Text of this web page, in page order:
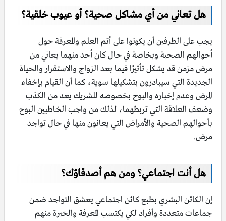
هل تعاني من أي مشاكل صحية؟ أو عيوب خلقية؟
يجب على الطرفين أن يكونوا على أتم العلم والمعرفة حول
أحوالهم الصحية وبخاصة في حال كان أحد منهما يعاني من
مرض مزمن قد يشكل تأثيرًا فيما بعد الزواج والاستقرار والحياة
الجديدة التي سيبادرون بتشكيلها سوية، كما أن القيام بإخفاء
المرض وعدم إخباره والبوح بخصوصه للشريك يعد من الكذب
وضعف العلاقة التي تربطهما، لذلك من واجب الخاطبين البوح
بأحوالهم الصحية والأمراض التي يعانون منها في حال تواجد
مرض.
هل أنت اجتماعي؟ ومن هم أصدقاؤك؟
إن الكائن البشري بطبع كائن اجتماعي يعشق التواجد ضمن
جماعات متعددة وأفراد لكي يكتسب المعرفة والخبرة منهم